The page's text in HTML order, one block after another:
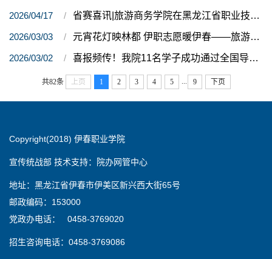
2026/04/17 省赛喜讯|旅游商务学院在黑龙江省职业技能大赛暨世校赛选拔赛财经赛道中荣获三等奖
2026/03/03 元宵花灯映林都 伊职志愿暖伊春——旅游学子助力伊美区元宵秧歌展演活动
2026/03/02 喜报频传！我院11名学子成功通过全国导游资格证考试
共82条 上页 1 2 3 4 5 9 下页
Copyright(2018) 伊春职业学院
宣传统战部 技术支持：院办网管中心
地址：黑龙江省伊春市伊美区新兴西大街65号
邮政编码：153000
党政办电话： 0458-3769020
招生咨询电话：0458-3769086